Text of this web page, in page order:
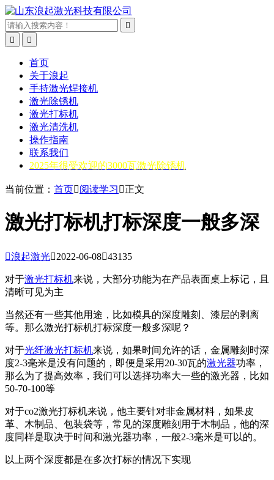



首页
关于浪起
手持激光焊接机
激光除锈机
激光打标机
激光清洗机
操作指南
联系我们
2025年很受欢迎的3000瓦激光除锈机
当前位置： 首页阅读学习 正文
激光打标机打标深度一般多深
浪起激光2022-06-0843135
对于激光打标机来说，大部分功能为在产品表面桌上标记，且
清晰可见为主
当然还有一些其他用途，比如模具的深度雕刻、漆层的剥离
等。那么激光打标机打标深度一般多深呢？
对于光纤激光打标机来说，如果时间允许的话，金属雕刻时深
度2-3毫米是没有问题的，即便是采用20-30瓦的激光器功率，
那么为了提高效率，我们可以选择功率大一些的激光器，比如
50-70-100等
对于co2激光打标机来说，他主要针对非金属材料，如果皮
革、木制品、包装袋等，常见的深度雕刻用于木制品，他的深
度同样是取决于时间和激光器功率，一般2-3毫米是可以的。
以上两个深度都是在多次打标的情况下实现